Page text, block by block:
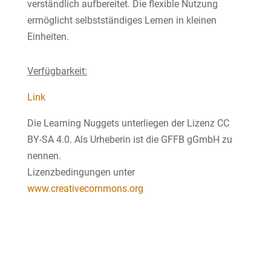
verständlich aufbereitet. Die flexible Nutzung
ermöglicht selbstständiges Lernen in kleinen
Einheiten.
Verfügbarkeit:
Link
Die Learning Nuggets unterliegen der Lizenz CC
BY-SA 4.0. Als Urheberin ist die GFFB gGmbH zu
nennen.
Lizenzbedingungen unter
www.creativecommons.org